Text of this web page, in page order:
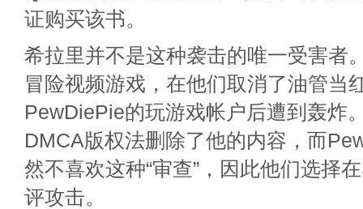
证购买该书。
希拉里并不是这种袭击的唯一受害者
冒险视频游戏，在他们取消了油管当
PewDiePie的玩游戏帐户后遭到轰炸
DMCA版权法删除了他的内容，而
然不喜欢这种“审查”，因此他们选择
评攻击。